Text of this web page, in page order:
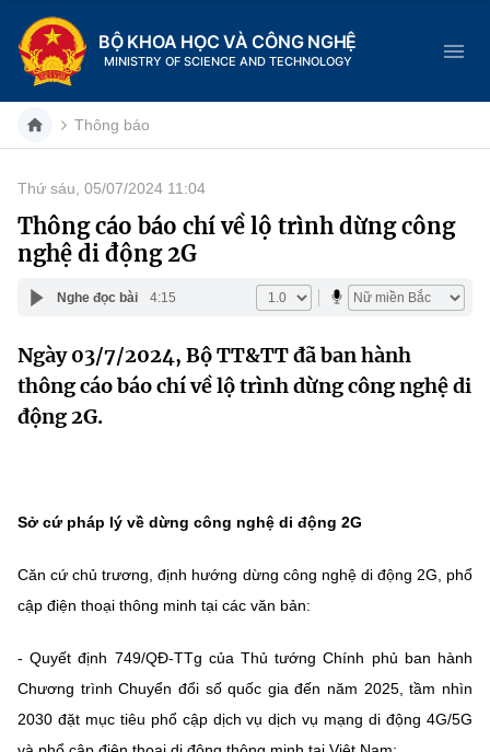
BỘ KHOA HỌC VÀ CÔNG NGHỆ
MINISTRY OF SCIENCE AND TECHNOLOGY
Danh mục
Trang chủ
Giới thiệu
Chức năng nhiệm vụ
Cơ cấu tổ chức
Sở Khoa học và Công nghệ
Tin tức sự kiện
Khoa học và Công nghệ
Chuyển đổi số
Bưu chính, Viễn thông
Tiêu chuẩn, đo lường, chất lượng
Dịch vụ công
Văn bản QPPL
Văn bản chỉ đạo điều hành
MST IOFFICE
Khoa học và Công nghệ
Đổi mới sáng tạo
Chuyển đổi số
Multimedia
THƯ ĐIỆN TỬ
Thông báo
Thứ sáu, 05/07/2024 11:04
Thông cáo báo chí về lộ trình dừng công
nghệ di động 2G
Nghe đọc bài 4:15
Ngày 03/7/2024, Bộ TT&TT đã ban hành
thông cáo báo chí về lộ trình dừng công nghệ di
động 2G.
Sở cứ pháp lý về dừng công nghệ di động 2G
Căn cứ chủ trương, định hướng dừng công nghệ di động 2G, phổ
cập điện thoại thông minh tại các văn bản:
- Quyết định 749/QĐ-TTg của Thủ tướng Chính phủ ban hành
Chương trình Chuyển đổi số quốc gia đến năm 2025, tầm nhìn
2030 đặt mục tiêu phổ cập dịch vụ dịch vụ mạng di động 4G/5G